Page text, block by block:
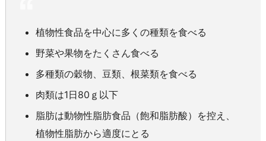
植物性食品を中心に多くの種類を食べる
野菜や果物をたくさん食べる
多種類の穀物、豆類、根菜類を食べる
肉類は1日80ｇ以下
脂肪は動物性脂肪食品（飽和脂肪酸）を控え、
植物性脂肪から適度にとる